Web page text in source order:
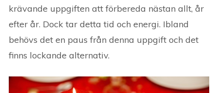
krävande uppgiften att förbereda nästan allt, år
efter år. Dock tar detta tid och energi. Ibland
behövs det en paus från denna uppgift och det
finns lockande alternativ.